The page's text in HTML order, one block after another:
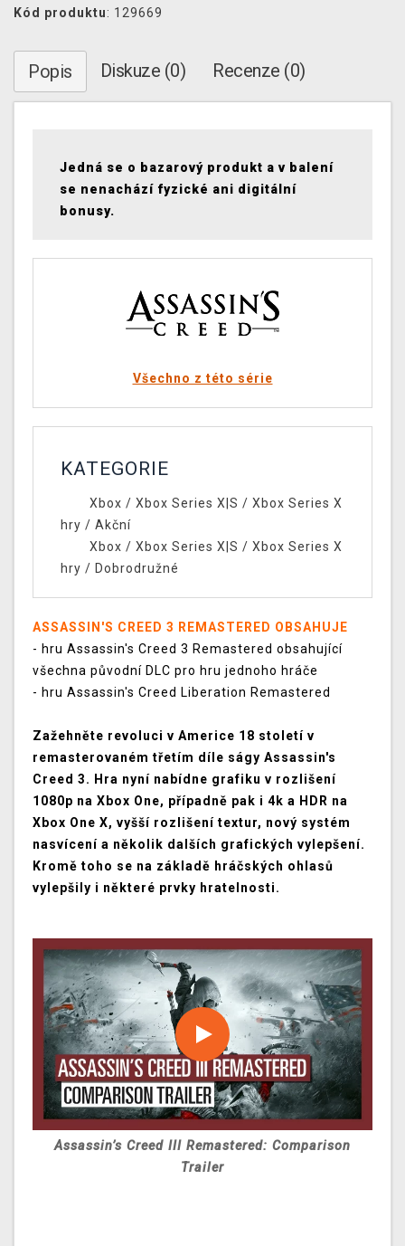
Kód produktu: 129669
Popis Diskuze (0) Recenze (0)
Jedná se o bazarový produkt a v balení
se nenachází fyzické ani digitální
bonusy.
Všechno z této série
KATEGORIE
Xbox / Xbox Series X|S / Xbox Series X
hry / Akční
Xbox / Xbox Series X|S / Xbox Series X
hry / Dobrodružné
ASSASSIN'S CREED 3 REMASTERED OBSAHUJE
- hru Assassin's Creed 3 Remastered obsahující
všechna původní DLC pro hru jednoho hráče
- hru Assassin's Creed Liberation Remastered
Zažehněte revoluci v Americe 18 století v
remasterovaném třetím díle ságy Assassin's
Creed 3. Hra nyní nabídne grafiku v rozlišení
1080p na Xbox One, případně pak i 4k a HDR na
Xbox One X, vyšší rozlišení textur, nový systém
nasvícení a několik dalších grafických vylepšení.
Kromě toho se na základě hráčských ohlasů
vylepšily i některé prvky hratelnosti.
Assassin’s Creed III Remastered: Comparison
Trailer